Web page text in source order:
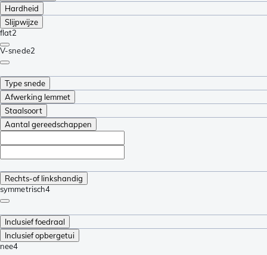
Hardheid
Slijpwijze
flat2
V-snede2
Type snede
Afwerking lemmet
Staalsoort
Aantal gereedschappen
Rechts-of linkshandig
symmetrisch4
Inclusief foedraal
Inclusief opbergetui
nee4